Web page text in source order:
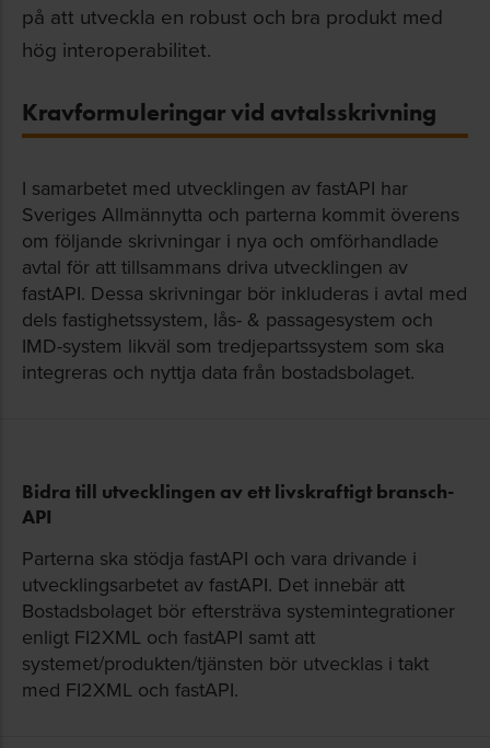
på att utveckla en robust och bra produkt med
hög interoperabilitet.
Kravformuleringar vid avtalsskrivning
I samarbetet med utvecklingen av fastAPI har
Sveriges Allmännytta och parterna kommit överens
om följande skrivningar i nya och omförhandlade
avtal för att tillsammans driva utvecklingen av
fastAPI. Dessa skrivningar bör inkluderas i avtal med
dels fastighetssystem, lås- & passagesystem och
IMD-system likväl som tredjepartssystem som ska
integreras och nyttja data från bostadsbolaget.
Bidra till utvecklingen av ett livskraftigt bransch-
API
Parterna ska stödja fastAPI och vara drivande i
utvecklingsarbetet av fastAPI. Det innebär att
Bostadsbolaget bör eftersträva systemintegrationer
enligt FI2XML och fastAPI samt att
systemet/produkten/tjänsten bör utvecklas i takt
med FI2XML och fastAPI.